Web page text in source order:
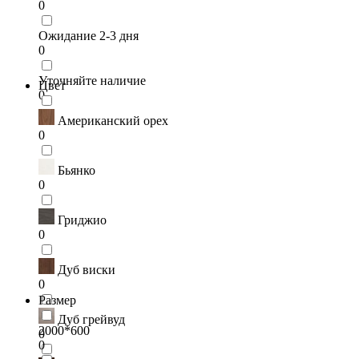
0
Ожидание 2-3 дня
0
Уточняйте наличие
0
Цвет
Американский орех
0
Бьянко
0
Гриджио
0
Дуб виски
0
Дуб грейвуд
0
Размер
2000*600
0